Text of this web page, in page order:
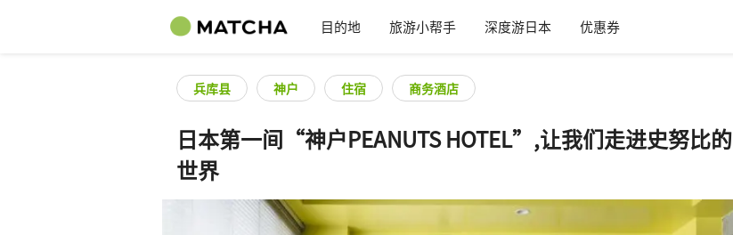
目的地 旅游小帮手 深度游日本 优惠券
兵库县 神户 住宿 商务酒店
日本第一间“神户PEANUTS HOTEL”,让我们走进史努比的
世界